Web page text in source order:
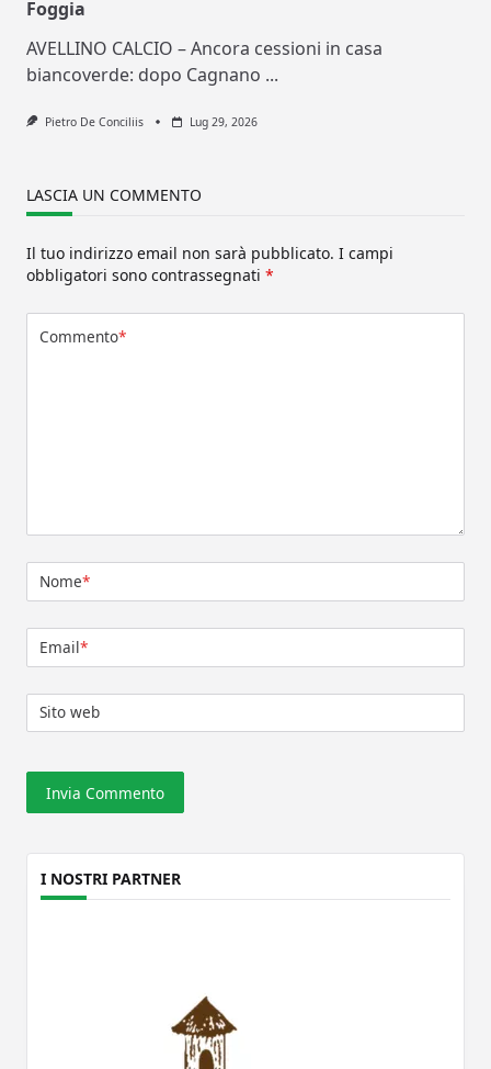
Foggia
AVELLINO CALCIO – Ancora cessioni in casa
biancoverde: dopo Cagnano ...
Pietro De Conciliis Lug 29, 2026
LASCIA UN COMMENTO
Il tuo indirizzo email non sarà pubblicato. I campi
obbligatori sono contrassegnati *
Commento*
Nome*
Email*
Sito web
I NOSTRI PARTNER